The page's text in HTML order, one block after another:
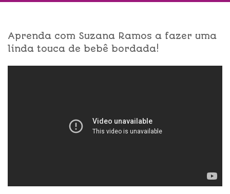
Aprenda com Suzana Ramos a fazer uma
linda touca de bebê bordada!